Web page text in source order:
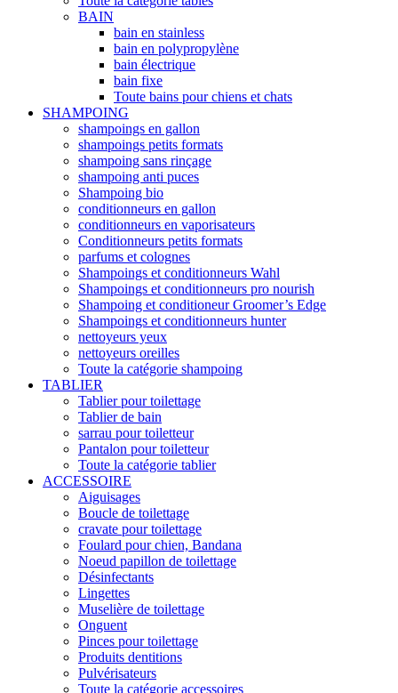
BAIN
bain en stainless
bain en polypropylène
bain électrique
bain fixe
Toute bains pour chiens et chats
SHAMPOING
shampoings en gallon
shampoings petits formats
shampoing sans rinçage
shampoing anti puces
Shampoing bio
conditionneurs en gallon
conditionneurs en vaporisateurs
Conditionneurs petits formats
parfums et colognes
Shampoings et conditionneurs Wahl
Shampoings et conditionneurs pro nourish
Shampoing et conditioneur Groomer’s Edge
Shampoings et conditionneurs hunter
nettoyeurs yeux
nettoyeurs oreilles
Toute la catégorie shampoing
TABLIER
Tablier pour toilettage
Tablier de bain
sarrau pour toiletteur
Pantalon pour toiletteur
Toute la catégorie tablier
ACCESSOIRE
Aiguisages
Boucle de toilettage
cravate pour toilettage
Foulard pour chien, Bandana
Noeud papillon de toilettage
Désinfectants
Lingettes
Muselière de toilettage
Onguent
Pinces pour toilettage
Produits dentitions
Pulvérisateurs
Toute la catégorie accessoires